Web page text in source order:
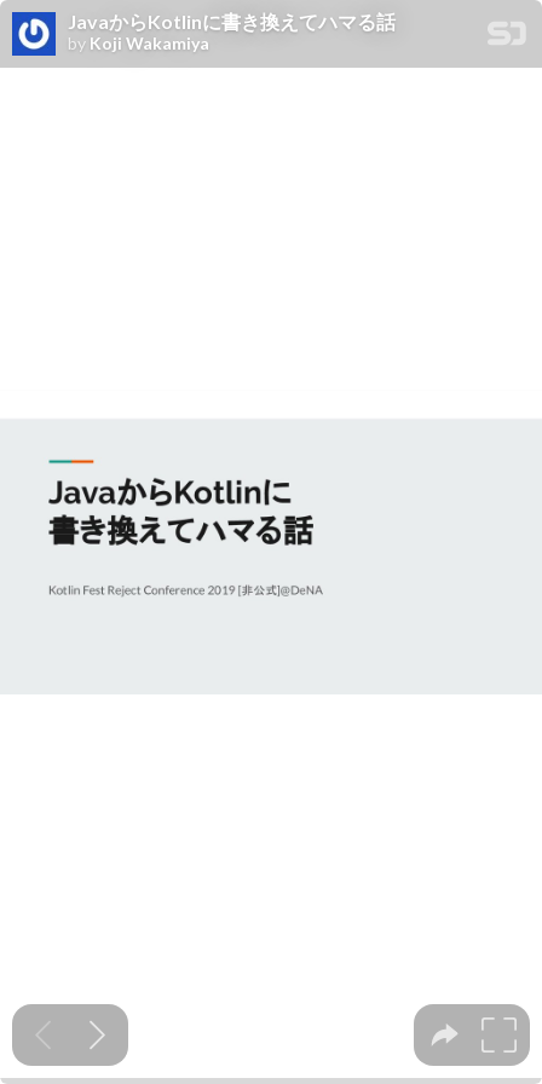
JavaからKotlinに書き換えてハマる話
by Koji Wakamiya